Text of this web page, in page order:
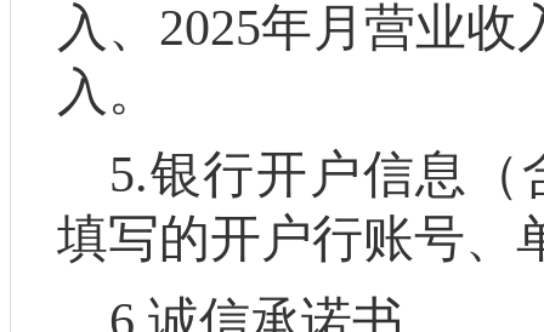
入、 2025年月营业收
入。
5.银行开户信息（
填写的开户行账号、